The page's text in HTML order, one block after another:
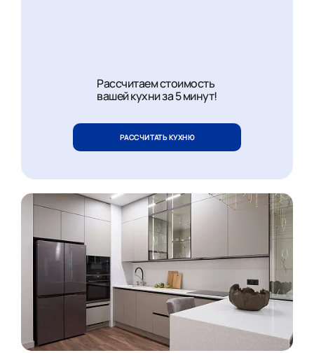
Рассчитаем стоимость
вашей кухни за 5 минут!
РАССЧИТАТЬ КУХНЮ